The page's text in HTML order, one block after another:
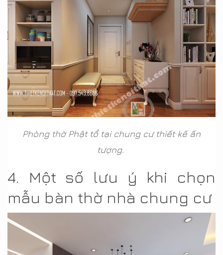
Phòng thờ Phật tổ tại chung cư thiết kế ấn
tượng.
4. Một số lưu ý khi chọn
mẫu bàn thờ nhà chung cư